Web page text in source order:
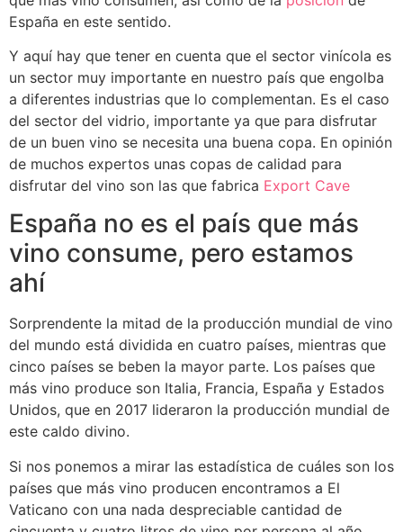
España en este sentido.
Y aquí hay que tener en cuenta que el sector vinícola es
un sector muy importante en nuestro país que engolba
a diferentes industrias que lo complementan. Es el caso
del sector del vidrio, importante ya que para disfrutar
de un buen vino se necesita una buena copa. En opinión
de muchos expertos unas copas de calidad para
disfrutar del vino son las que fabrica Export Cave
España no es el país que más
vino consume, pero estamos
ahí
Sorprendente la mitad de la producción mundial de vino
del mundo está dividida en cuatro países, mientras que
cinco países se beben la mayor parte. Los países que
más vino produce son Italia, Francia, España y Estados
Unidos, que en 2017 lideraron la producción mundial de
este caldo divino.
Si nos ponemos a mirar las estadística de cuáles son los
países que más vino producen encontramos a El
Vaticano con una nada despreciable cantidad de